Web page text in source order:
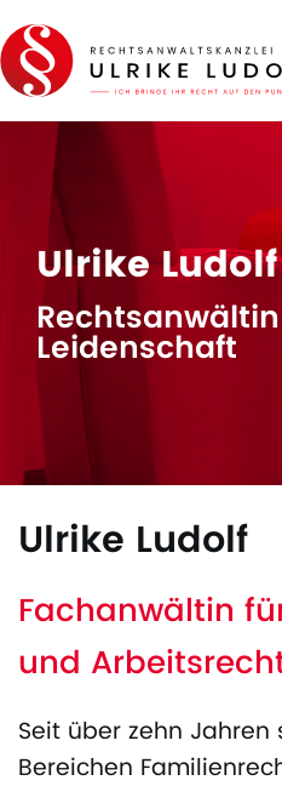
Ulrike Ludolf
Leidenschaft
Ulrike Ludolf
Fachanwältin
und
Seit über zehn
Bereichen